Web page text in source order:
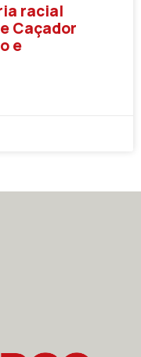
racial
Caçador
e